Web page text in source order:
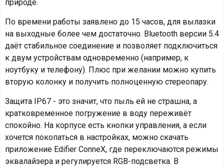
природе.
По времени работы заявлено до 15 часов, для вылазки
на выходные более чем достаточно. Bluetooth версии 5.4
даёт стабильное соединение и позволяет подключиться
к двум устройствам одновременно (например, к
ноутбуку и телефону). Плюс при желании можно купить
вторую колонку и получить полноценную стереопару.
Защита IP67 - это значит, что пыль ей не страшна, а
кратковременное погружение в воду переживёт
спокойно. На корпусе есть кнопки управления, а если
хочется покопаться в настройках, можно скачать
приложение Edifier ConneX, где переключаются режимы
эквалайзера и регулируется RGB-подсветка. В